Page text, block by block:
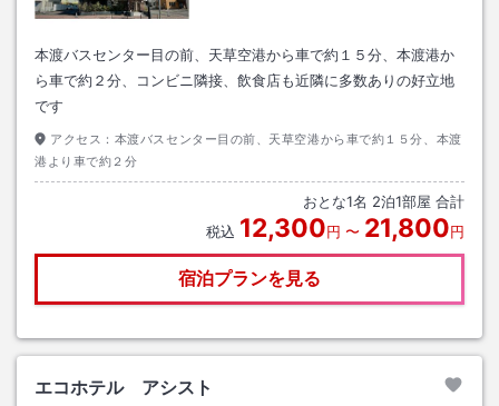
本渡バスセンター目の前、天草空港から車で約１５分、本渡港か
ら車で約２分、コンビニ隣接、飲食店も近隣に多数ありの好立地
です
アクセス： 本渡バスセンター目の前、天草空港から車で約１５分、本渡
港より車で約２分
おとな1名 2泊1部屋 合計
税込 12,300円 〜 21,800円
宿泊プランを見る
エコホテル アシスト